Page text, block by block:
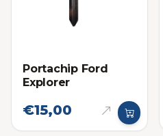
Portachip Ford
Explorer
€15,00